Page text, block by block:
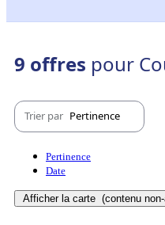
9 offres pour
Trier par Pertinence
Pertinence
Date
Afficher la carte (contenu